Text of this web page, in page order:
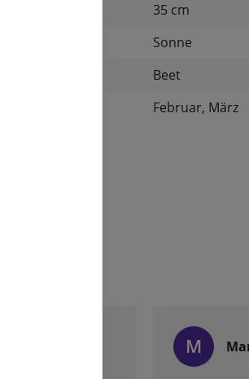
35 cm
Sonne
Beet
Februar, März
M